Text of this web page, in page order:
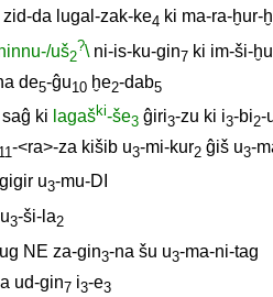
zid-da lugal-zak-ke4 ki ma-ra-ḫur-
uš2
?\ ni-is-ku-gin7 ki im-ši-
de5-ĝu10 ḫe2-dab5
saĝ ki lagaški-še3 ĝiri3-zu ki i3-bi2-
11 -<ra>-za kišib u3-mi-kur2 ĝiš u3-
gigir u3-mu-DI
u3-ši-la2
NE za-gin3-na šu u3-ma-ni-tag
ud-gin7 i3-e3